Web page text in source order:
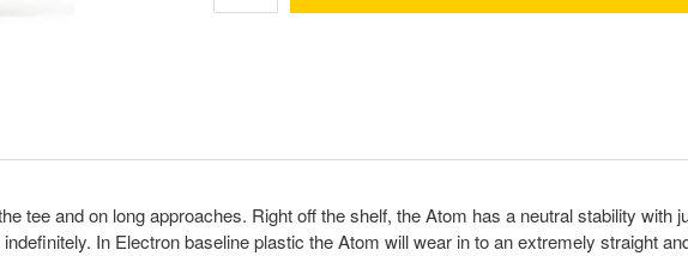
tee and on long approaches. Right off the shelf, the Atom has a neutral stability with
In Electron baseline plastic the Atom will wear in to an extremely straight